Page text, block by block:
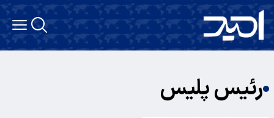
رئیس پلیس